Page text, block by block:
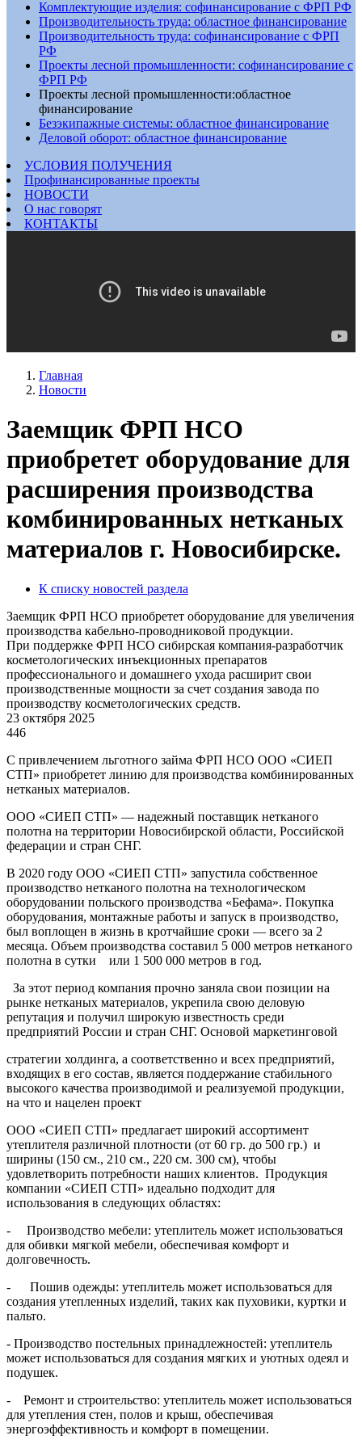
Комплектующие изделия: софинансирование с ФРП РФ
Производительность труда: областное финансирование
Производительность труда: софинансирование с ФРП
РФ
Проекты лесной промышленности: софинансирование с
ФРП РФ
Проекты лесной промышленности:областное
финансирование
Безэкипажные системы: областное финансирование
Деловой оборот: областное финансирование
УСЛОВИЯ ПОЛУЧЕНИЯ
Профинансированные проекты
НОВОСТИ
О нас говорят
КОНТАКТЫ
Главная
Новости
Заемщик ФРП НСО
приобретет оборудование для
расширения производства
комбинированных нетканых
материалов г. Новосибирске.
К списку новостей раздела
Заемщик ФРП НСО приобретет оборудование для увеличения
производства кабельно-проводниковой продукции.
При поддержке ФРП НСО сибирская компания-разработчик
косметологических инъекционных препаратов
профессионального и домашнего ухода расширит свои
производственные мощности за счет создания завода по
производству косметологических средств.
23 октября 2025
446
С привлечением льготного займа ФРП НСО ООО «СИЕП
СТП» приобретет линию для производства комбинированных
нетканых материалов.
ООО «СИЕП СТП» — надежный поставщик нетканого
полотна на территории Новосибирской области, Российской
федерации и стран СНГ.
В 2020 году ООО «СИЕП СТП» запустила собственное
производство нетканого полотна на технологическом
оборудовании польского производства «Бефама». Покупка
оборудования, монтажные работы и запуск в производство,
был воплощен в жизнь в кротчайшие сроки — всего за 2
месяца. Объем производства составил 5 000 метров нетканого
полотна в сутки или 1 500 000 метров в год.
За этот период компания прочно заняла свои позиции на
рынке нетканых материалов, укрепила свою деловую
репутация и получил широкую известность среди
предприятий России и стран СНГ. Основой маркетинговой
стратегии холдинга, а соответственно и всех предприятий,
входящих в его состав, является поддержание стабильного
высокого качества производимой и реализуемой продукции,
на что и нацелен проект
ООО «СИЕП СТП» предлагает широкий ассортимент
утеплителя различной плотности (от 60 гр. до 500 гр.) и
ширины (150 см., 210 см., 220 см. 300 см), чтобы
удовлетворить потребности наших клиентов. Продукция
компании «СИЕП СТП» идеально подходит для
использования в следующих областях:
- Производство мебели: утеплитель может использоваться
для обивки мягкой мебели, обеспечивая комфорт и
долговечность.
- Пошив одежды: утеплитель может использоваться для
создания утепленных изделий, таких как пуховики, куртки и
пальто.
- Производство постельных принадлежностей: утеплитель
может использоваться для создания мягких и уютных одеял и
подушек.
- Ремонт и строительство: утеплитель может использоваться
для утепления стен, полов и крыш, обеспечивая
энергоэффективность и комфорт в помещении.